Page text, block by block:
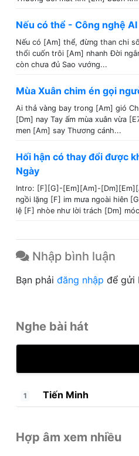
Nếu có thể - Công nghệ AI
Nếu có [Am] thể, đừng than chi
thổi cuốn trôi [Am] nhanh Đời
còn chưa đủ Sao vướng...
Mùa Xuân chim én gọi
Ai thả vàng bay trong [Am] gió
[Dm] nay Tay ấm mùa xuân vừa
men [Am] say Thương cánh...
Hối hận có thay đổi được
Ngày
Intro: [F][G]-[Em][Am]-
ngồi lặng [F] im mưa ngoài hiên
lệ [F] nhòe như lời trách [Dm]
Nhập bình luận
Bạn phải đăng nhập để gửi
Nghe bài hát
1 Tiến Minh
Hợp âm xem nhiều